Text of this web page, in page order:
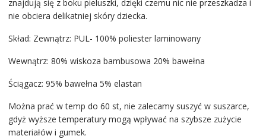
znajdują się z boku pieluszki, dzięki czemu nic nie przeszkadza i
nie obciera delikatniej skóry dziecka.
Skład: Zewnątrz: PUL- 100% poliester laminowany
Wewnątrz: 80% wiskoza bambusowa 20% bawełna
Ściągacz: 95% bawełna 5% elastan
Można prać w temp do 60 st, nie zalecamy suszyć w suszarce,
gdyż wyższe temperatury mogą wpływać na szybsze zużycie
materiałów i gumek.